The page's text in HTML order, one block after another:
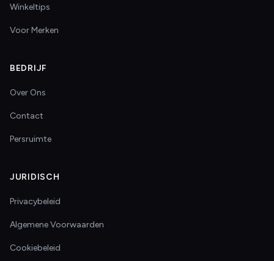
Winkeltips
Voor Merken
BEDRIJF
Over Ons
Contact
Persruimte
JURIDISCH
Privacybeleid
Algemene Voorwaarden
Cookiebeleid